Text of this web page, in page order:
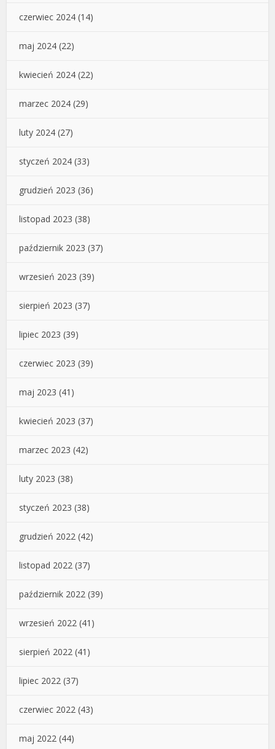
czerwiec 2024 (14)
maj 2024 (22)
kwiecień 2024 (22)
marzec 2024 (29)
luty 2024 (27)
styczeń 2024 (33)
grudzień 2023 (36)
listopad 2023 (38)
październik 2023 (37)
wrzesień 2023 (39)
sierpień 2023 (37)
lipiec 2023 (39)
czerwiec 2023 (39)
maj 2023 (41)
kwiecień 2023 (37)
marzec 2023 (42)
luty 2023 (38)
styczeń 2023 (38)
grudzień 2022 (42)
listopad 2022 (37)
październik 2022 (39)
wrzesień 2022 (41)
sierpień 2022 (41)
lipiec 2022 (37)
czerwiec 2022 (43)
maj 2022 (44)